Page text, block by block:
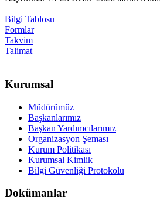
Bilgi Tablosu
Formlar
Takvim
Talimat
Kurumsal
Müdürümüz
Başkanlarımız
Başkan Yardımcılarımız
Organizasyon Şeması
Kurum Politikası
Kurumsal Kimlik
Bilgi Güvenliği Protokolu
Dokümanlar